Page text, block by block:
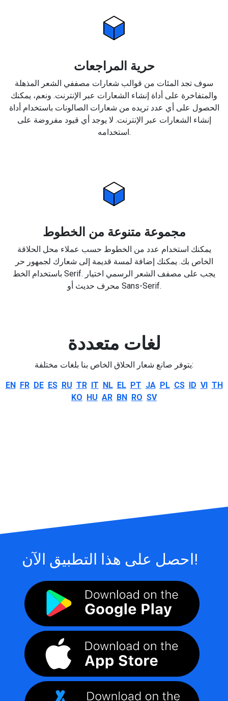
حرية المراجعات
سوف تجد المئات من قوالب شعارات مصففي الشعر المذهلة
والمتفاخرة على أداة إنشاء الشعارات عبر الإنترنت. ونعم، يمكنك
الحصول على أي عدد تريده من شعارات الصالونات باستخدام أداة
إنشاء الشعارات عبر الإنترنت. لا يوجد أي قيود مفروضة على
استخدامه.
مجموعة متنوعة من الخطوط
يمكنك استخدام عدد من الخطوط حسب عملاء محل الحلاقة
الخاص بك. يمكنك إضافة لمسة قديمة إلى شعارك لجمهور حر
باستخدام الخط Serif. يجب على مصفف الشعر الرسمي اختيار
محرف حديث أو Sans-Serif.
لغات متعددة
يتوفر صانع شعار الحلاق الخاص بنا بلغات مختلفة:
EN FR DE ES RU TR IT NL EL PT JA PL CS ID VI TH
KO HU AR BN RO SV
احصل على هذا التطبيق الآن!